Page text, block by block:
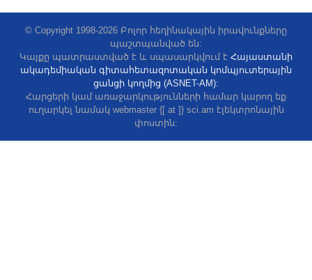
© Copyright 1998-2026 Բոլոր հեղինակային իրավունքները
պաշտպանված են:
Կայքը պատրաստված է և սպասարկվում է Հայաստանի
ակադեմիական գիտահետազոտական կոմպյուտերային
ցանցի կողմից (ASNET-AM):
Հարցերի կամ առաջարկությունների համար կարող եք
ուղարկել նամակ webmaster {[ at ]} sci.am էլեկտրոնային
փոստին: